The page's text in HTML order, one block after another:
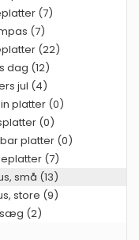
(7)
(7)
(22)
dag (12)
jul (4)
platter (0)
(0)
platter (0)
(7)
små (13)
store (9)
(2)